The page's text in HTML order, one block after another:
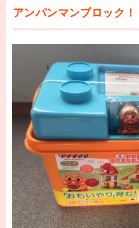
アンパンマンブロック！